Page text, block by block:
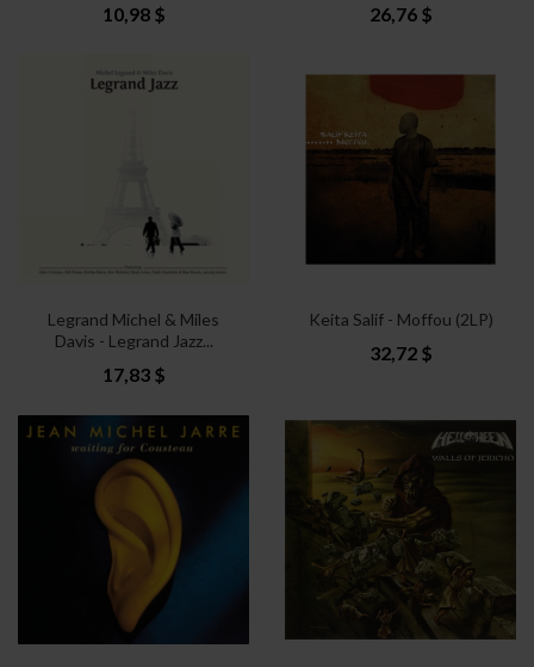
10,98 $ 26,76 $
Legrand Michel & Miles
Davis - Legrand Jazz...
17,83 $
Keita Salif - Moffou (2LP)
32,72 $